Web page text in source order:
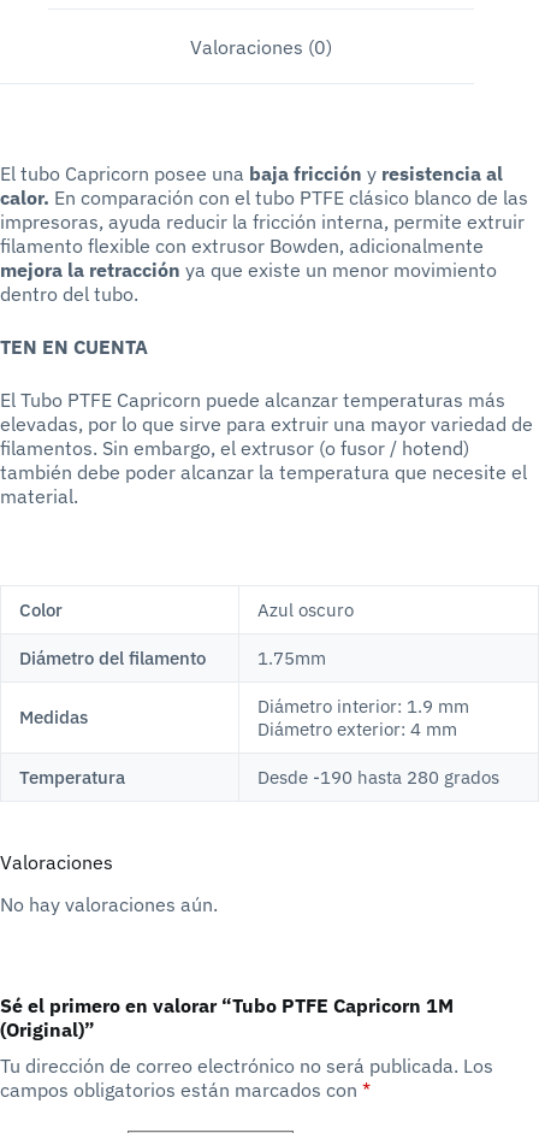
Valoraciones (0)
El tubo Capricorn posee una baja fricción y resistencia al
calor. En comparación con el tubo PTFE clásico blanco de las
impresoras, ayuda reducir la fricción interna, permite extruir
filamento flexible con extrusor Bowden, adicionalmente
mejora la retracción ya que existe un menor movimiento
dentro del tubo.
TEN EN CUENTA
El Tubo PTFE Capricorn puede alcanzar temperaturas más
elevadas, por lo que sirve para extruir una mayor variedad de
filamentos. Sin embargo, el extrusor (o fusor / hotend)
también debe poder alcanzar la temperatura que necesite el
material.
Color Azul oscuro
Diámetro del filamento 1.75mm
Medidas
Diámetro interior: 1.9 mm
Diámetro exterior: 4 mm
Temperatura Desde -190 hasta 280 grados
Valoraciones
No hay valoraciones aún.
Sé el primero en valorar “Tubo PTFE Capricorn 1M
(Original)”
Tu dirección de correo electrónico no será publicada. Los
campos obligatorios están marcados con *